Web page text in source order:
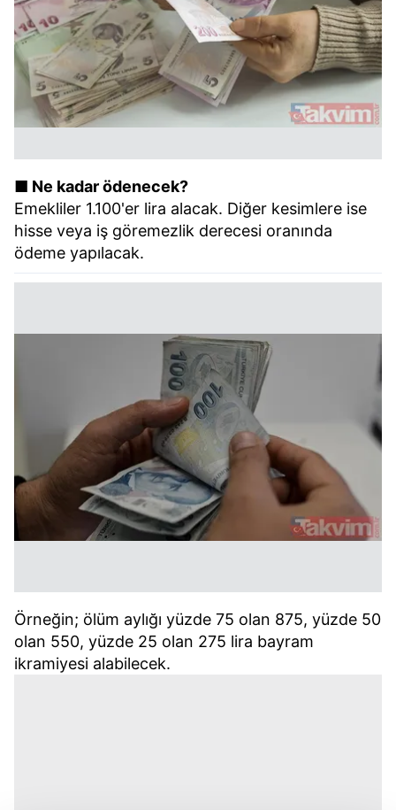
■ Ne kadar ödenecek?
Emekliler 1.100'er lira alacak. Diğer kesimlere ise
hisse veya iş göremezlik derecesi oranında
ödeme yapılacak.
Örneğin; ölüm aylığı yüzde 75 olan 875, yüzde 50
olan 550, yüzde 25 olan 275 lira bayram
ikramiyesi alabilecek.